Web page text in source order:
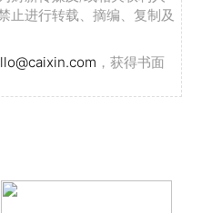
止进行转载、摘编、复制及
，获得书面